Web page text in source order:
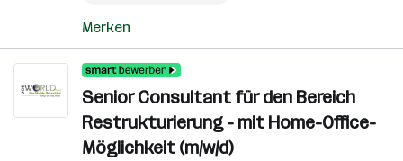
Merken
Senior Consultant für den Bereich
Restrukturierung - mit Home-Office-
Möglichkeit (m/w/d)